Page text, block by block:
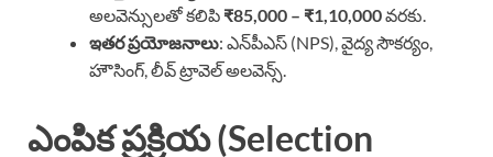
అలవెన్సులతో కలిపి ₹85,000 – ₹1,10,000వరకు.
ఇతర ప్రయోజనాలు: ఎన్‌పీఎస్ (NPS), వైద్య సౌకర్యం,
హౌసింగ్, లీవ్ ట్రావెల్ అలవెన్స్.
ఎంపిక ప్రక్రియ (Selection